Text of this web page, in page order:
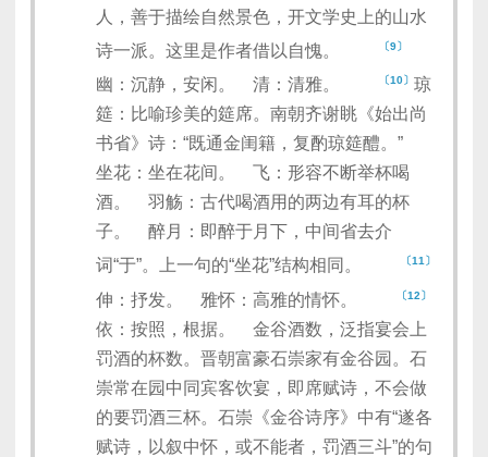
人，善于描绘自然景色，开文学史上的山水
诗一派。这里是作者借以自愧。
〔9〕
幽：沉静，安闲。 清：清雅。 〔10〕 琼
筵：比喻珍美的筵席。南朝齐谢眺《始出尚
书省》诗：“既通金闺籍，复酌琼筵醴。”
坐花：坐在花间。 飞：形容不断举杯喝
酒。 羽觞：古代喝酒用的两边有耳的杯
子。 醉月：即醉于月下，中间省去介
词“于”。上一句的“坐花”结构相同。
〔11〕
伸：抒发。 雅怀：高雅的情怀。 〔12〕
依：按照，根据。 金谷酒数，泛指宴会上
罚酒的杯数。晋朝富豪石崇家有金谷园。石
崇常在园中同宾客饮宴，即席赋诗，不会做
的要罚酒三杯。石崇《金谷诗序》中有“遂各
赋诗，以叙中怀，或不能者，罚酒三斗”的句